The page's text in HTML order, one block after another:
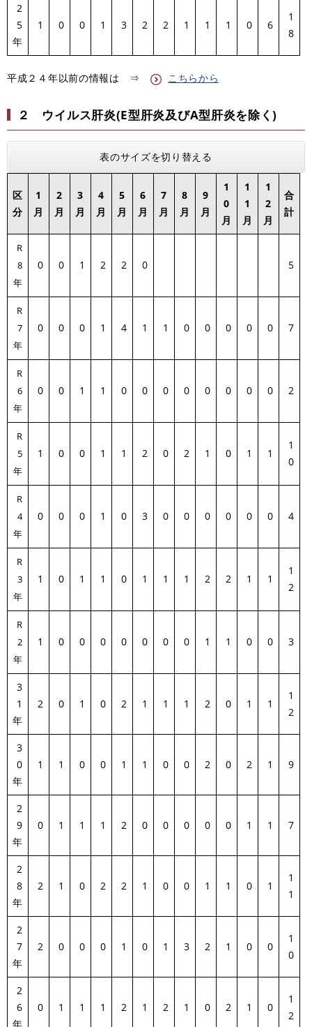
2
5
年
1 0 0 1 3 2 2 1 1 1 0 6
1
8
平成２４年以前の情報は ⇒ こちらから
２ ウイルス肝炎(E型肝炎及びA型肝炎を除く)
表のサイズを切り替える
区
分
1
月
2
月
3
月
4
月
5
月
6
月
7
月
8
月
9
月
1
0
月
1
1
月
1
2
月
合
計
R
8
年
0 0 1 2 2 0 5
R
7
年
0 0 0 1 4 1 1 0 0 0 0 0 7
R
6
年
0 0 1 1 0 0 0 0 0 0 0 0 2
R
5
年
1 0 0 1 1 2 0 2 1 0 1 1
1
0
R
4
年
0 0 0 1 0 3 0 0 0 0 0 0 4
R
3
年
1 0 1 1 0 1 1 1 2 2 1 1
1
2
R
2
年
1 0 0 0 0 0 0 0 1 1 0 0 3
3
1
年
2 0 1 0 2 1 1 1 2 0 1 1
1
2
3
0
年
1 1 0 0 1 1 0 0 2 0 2 1 9
2
9
年
0 1 1 1 2 0 0 0 0 0 1 1 7
2
8
年
2 1 0 2 2 1 0 0 1 1 0 1
1
1
2
7
年
2 0 0 0 1 0 1 3 2 1 0 0
1
0
2
6
年
0 1 1 1 2 1 2 1 0 2 1 0
1
2